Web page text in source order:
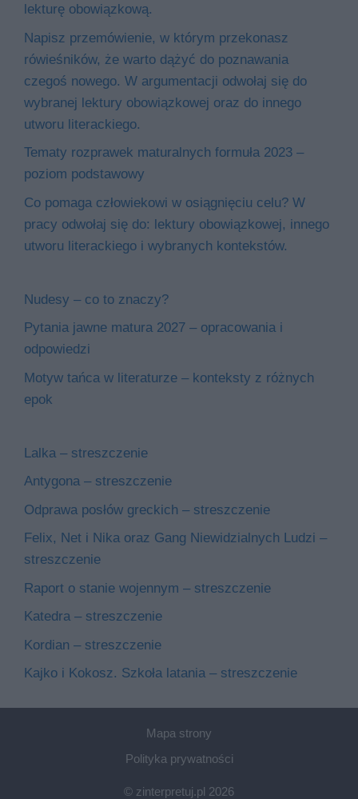
lekturę obowiązkową.
Napisz przemówienie, w którym przekonasz
rówieśników, że warto dążyć do poznawania
czegoś nowego. W argumentacji odwołaj się do
wybranej lektury obowiązkowej oraz do innego
utworu literackiego.
Tematy rozprawek maturalnych formuła 2023 –
poziom podstawowy
Co pomaga człowiekowi w osiągnięciu celu? W
pracy odwołaj się do: lektury obowiązkowej, innego
utworu literackiego i wybranych kontekstów.
Nudesy – co to znaczy?
Pytania jawne matura 2027 – opracowania i
odpowiedzi
Motyw tańca w literaturze – konteksty z różnych
epok
Lalka – streszczenie
Antygona – streszczenie
Odprawa posłów greckich – streszczenie
Felix, Net i Nika oraz Gang Niewidzialnych Ludzi –
streszczenie
Raport o stanie wojennym – streszczenie
Katedra – streszczenie
Kordian – streszczenie
Kajko i Kokosz. Szkoła latania – streszczenie
Mapa strony
Polityka prywatności
© zinterpretuj.pl 2026